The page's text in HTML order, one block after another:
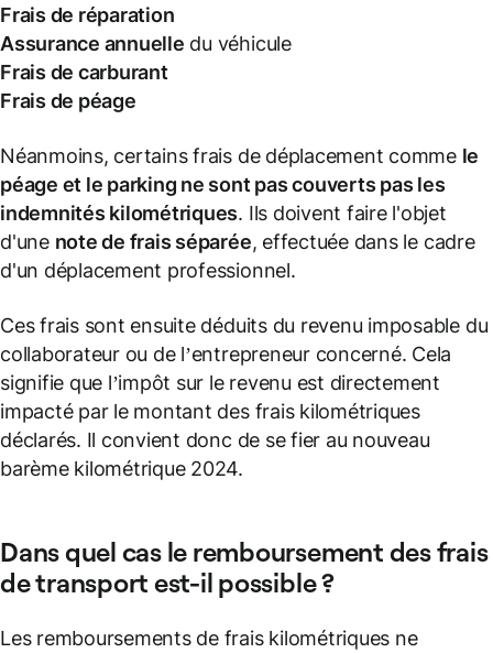
Frais de réparation
Assurance annuelle du véhicule
Frais de carburant
Frais de péage
Néanmoins, certains frais de déplacement comme le
péage et le parking ne sont pas couverts pas les
indemnités kilométriques. Ils doivent faire l'objet
d'une note de frais séparée, effectuée dans le cadre
d'un déplacement professionnel.
Ces frais sont ensuite déduits du revenu imposable du
collaborateur ou de l’entrepreneur concerné. Cela
signifie que l’impôt sur le revenu est directement
impacté par le montant des frais kilométriques
déclarés. Il convient donc de se fier au nouveau
barème kilométrique 2024.
Dans quel cas le remboursement des frais
de transport est-il possible ?
Les remboursements de frais kilométriques ne